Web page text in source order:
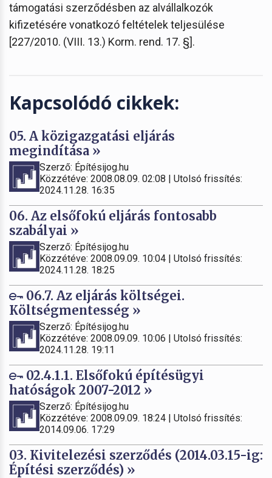
támogatási szerződésben az alvállalkozók
kifizetésére vonatkozó feltételek teljesülése
[227/2010. (VIII. 13.) Korm. rend. 17. §].
Kapcsolódó cikkek:
05. A közigazgatási eljárás
megindítása »
Szerző: Építésijog.hu
Közzétéve: 2008.08.09. 02:08 | Utolsó frissítés:
2024.11.28. 16:35
06. Az elsőfokú eljárás fontosabb
szabályai »
Szerző: Építésijog.hu
Közzétéve: 2008.09.09. 10:04 | Utolsó frissítés:
2024.11.28. 18:25
06.7. Az eljárás költségei.
Költségmentesség »
Szerző: Építésijog.hu
Közzétéve: 2008.09.09. 10:06 | Utolsó frissítés:
2024.11.28. 19:11
02.4.1.1. Elsőfokú építésügyi
hatóságok 2007-2012 »
Szerző: Építésijog.hu
Közzétéve: 2008.09.09. 18:24 | Utolsó frissítés:
2014.09.06. 17:29
03. Kivitelezési szerződés (2014.03.15-ig:
Építési szerződés) »